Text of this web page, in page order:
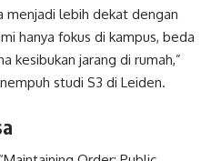
menjadi lebih dekat dengan
hanya fokus di kampus, beda
kesibukan jarang di rumah,”
studi S3 di Leiden.